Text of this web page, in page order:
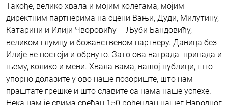
Такође, велико хвала и мојим колегама, мојим
директним партнерима на сцени Вањи, Дуди, Милутину,
Катарини и Илији Чворовићу – Љуби Бандовићу,
великом глумцу и божанственом партнеру. Даница без
Илије не постоји и обрнуто. Зато ова награда припада и
њему, колико и мени. Хвала вама, нашој публици, што
упорно долазите у ово наше позориште, што нам
праштате грешке и што славите са нама наше успехе.
Нека нам је свима срећан 150 рођендан нашег Народног